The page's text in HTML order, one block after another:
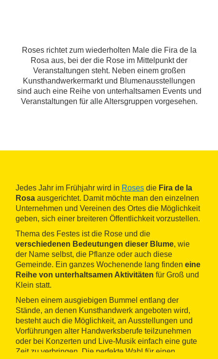
Roses richtet zum wiederholten Male die Fira de la
Rosa aus, bei der die Rose im Mittelpunkt der
Veranstaltungen steht. Neben einem großen
Kunsthandwerkermarkt und Blumenausstellungen
sind auch eine Reihe von unterhaltsamen Events und
Veranstaltungen für alle Altersgruppen vorgesehen.
Jedes Jahr im Frühjahr wird in Roses die Fira de la
Rosa ausgerichtet. Damit möchte man den einzelnen
Unternehmen und Vereinen des Ortes die Möglichkeit
geben, sich einer breiteren Öffentlichkeit vorzustellen.
Thema des Festes ist die Rose und die
verschiedenen Bedeutungen dieser Blume, wie
der Name selbst, die Pflanze oder auch diese
Gemeinde. Ein ganzes Wochenende lang finden eine
Reihe von unterhaltsamen Aktivitäten für Groß und
Klein statt.
Neben einem ausgiebigen Bummel entlang der
Stände, an denen Kunsthandwerk angeboten wird,
besteht auch die Möglichkeit, an Ausstellungen und
Vorführungen alter Handwerksberufe teilzunehmen
oder bei Konzerten und Live-Musik einfach eine gute
Zeit zu verbringen. Die perfekte Wahl für einen